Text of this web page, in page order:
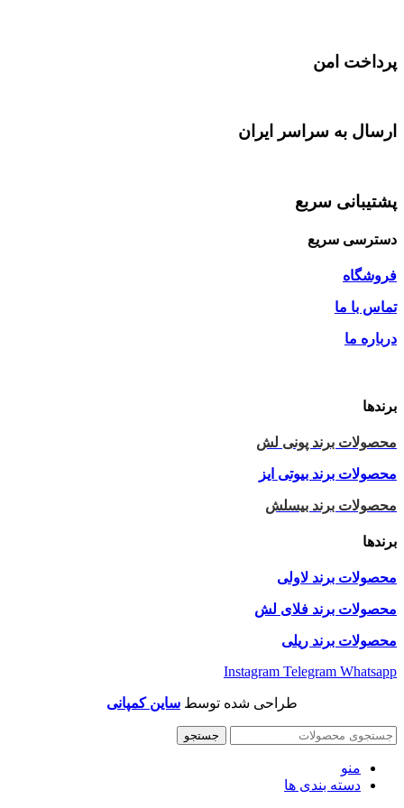
پرداخت امن
ارسال به سراسر ایران
پشتیبانی سربع
دسترسی سریع
فروشگاه
تماس با ما
درباره ما
برندها
محصولات برند پونی لش
محصولات برند بیوتی ایز
محصولات برند بیسلش
برندها
محصولات برند لاولی
محصولات برند فلای لش
محصولات برند ریلی
Instagram Telegram Whatsapp
طراحی شده توسط ساین کمپانی
جستجو
منو
دسته بندی ها